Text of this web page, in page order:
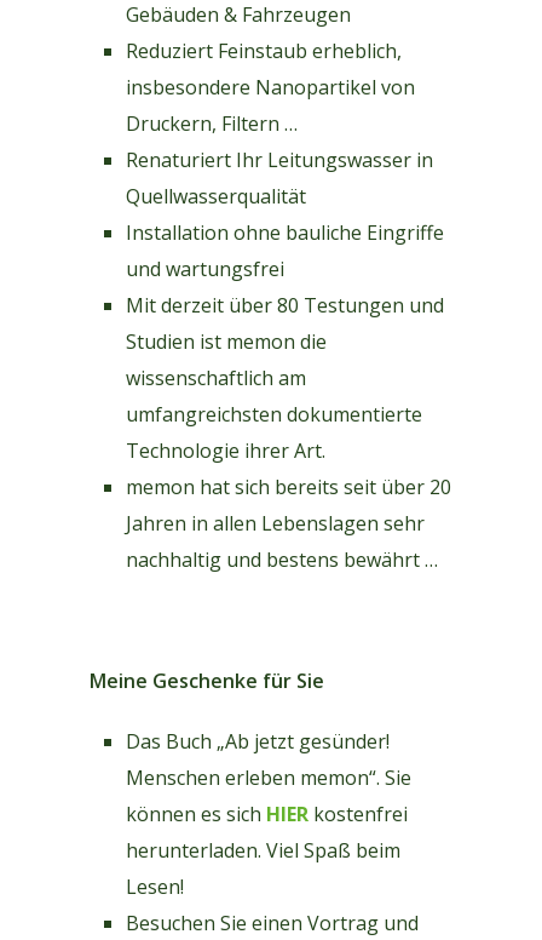
Gebäuden & Fahrzeugen
Reduziert Feinstaub erheblich,
insbesondere Nanopartikel von
Druckern, Filtern …
Renaturiert Ihr Leitungswasser in
Quellwasserqualität
Installation ohne bauliche Eingriffe
und wartungsfrei
Mit derzeit über 80 Testungen und
Studien ist memon die
wissenschaftlich am
umfangreichsten dokumentierte
Technologie ihrer Art.
memon hat sich bereits seit über 20
Jahren in allen Lebenslagen sehr
nachhaltig und bestens bewährt …
Meine Geschenke für Sie
Das Buch „Ab jetzt gesünder!
Menschen erleben memon“. Sie
können es sich HIER kostenfrei
herunterladen. Viel Spaß beim
Lesen!
Besuchen Sie einen Vortrag und